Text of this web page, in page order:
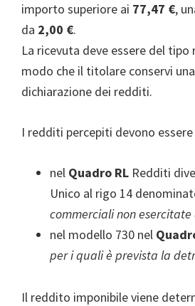
importo superiore ai 77,47 €,
da 2,00 €.
La ricevuta deve essere del
modo che il titolare conservi
dichiarazione dei redditi.
I redditi percepiti devono
nel Quadro RL Redditi
Unico al rigo 14
commerciali non
nel modello 730 nel
per i quali è prevista la
Il reddito imponibile viene